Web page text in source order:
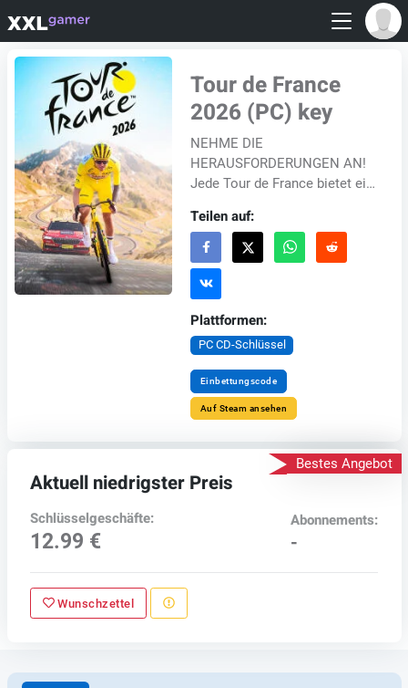
Tour de France
2026 (PC) key
NEHME DIE
HERAUSFORDERUNGEN AN!
Jede Tour de France bietet ein
Rennen gleicht dem anderen.
Ob brütende Hitze oder
sintflu...
Teilen auf:
Plattformen:
PC CD-Schlüssel
Einbettungscode
Auf Steam ansehen
Bestes Angebot
Aktuell niedrigster Preis
Schlüsselgeschäfte:
12.99 €
Abonnements:
-
Wunschzettel